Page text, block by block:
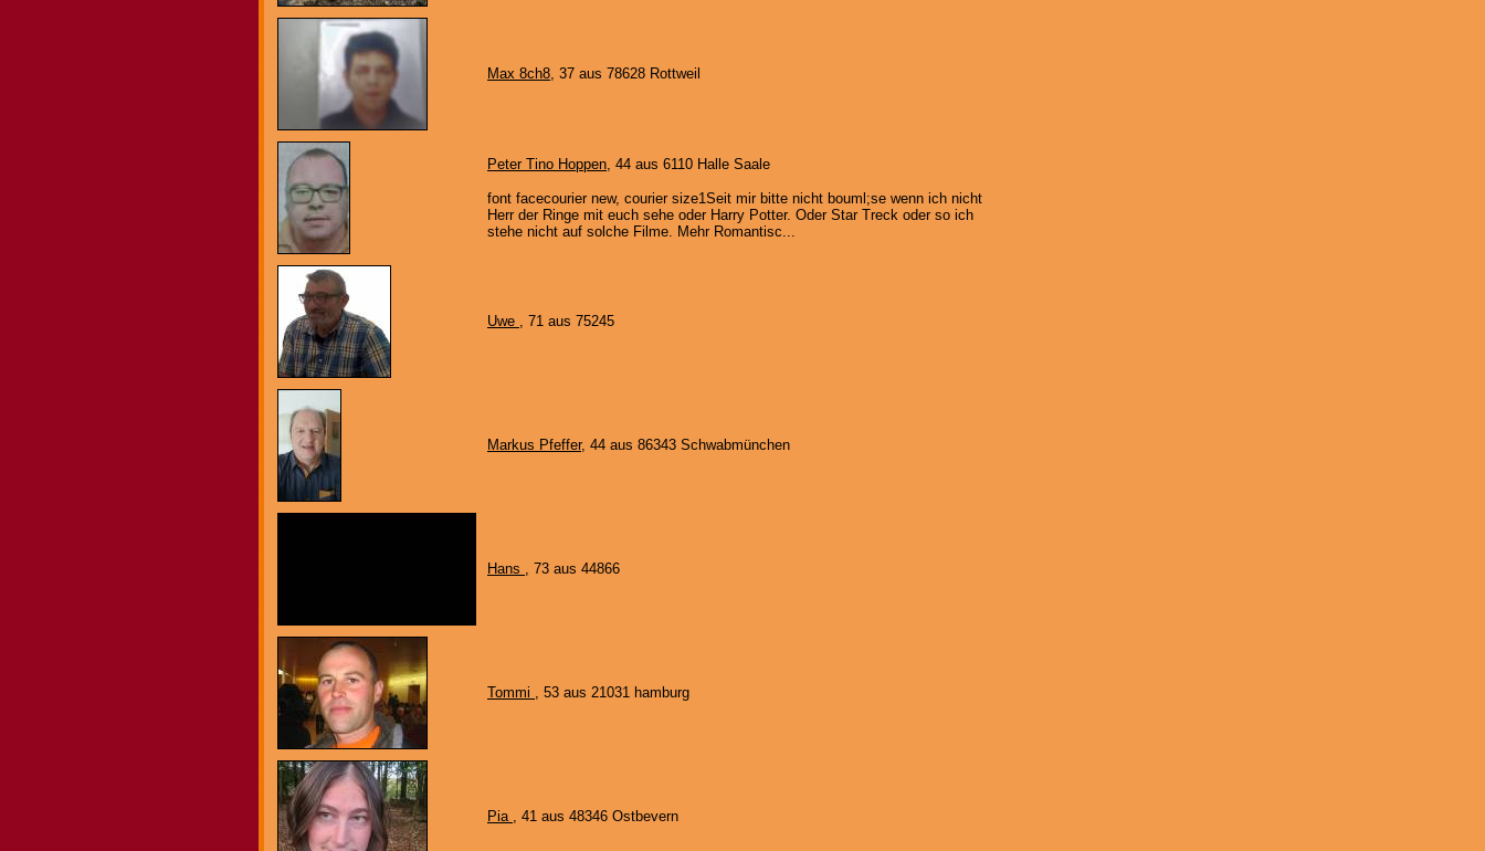
Max 8ch8, 37 aus 78628 Rottweil
Peter Tino Hoppen, 44 aus 6110 Halle Saale
font facecourier new, courier size1Seit mir bitte nicht bouml;se wenn ich nicht
Herr der Ringe mit euch sehe oder Harry Potter. Oder Star Treck oder so ich
stehe nicht auf solche Filme. Mehr Romantisc...
Uwe , 71 aus 75245
Markus Pfeffer, 44 aus 86343 Schwabmünchen
Hans , 73 aus 44866
Tommi , 53 aus 21031 hamburg
Pia , 41 aus 48346 Ostbevern